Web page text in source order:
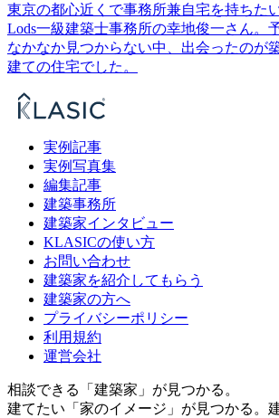
東京の都心近くで事務所兼自宅を持ちた
Lods一級建築士事務所の幸地俊一さん。
なかなか見つからない中、出会ったのが
建ての住宅でした。
実例記事
実例写真集
編集記事
建築事務所
建築家インタビュー
KLASICの使い方
お問い合わせ
建築家を紹介してもらう
建築家の方へ
プライバシーポリシー
利用規約
運営会社
相談できる「建築家」が見つかる。
建てたい「家のイメージ」が見つかる。